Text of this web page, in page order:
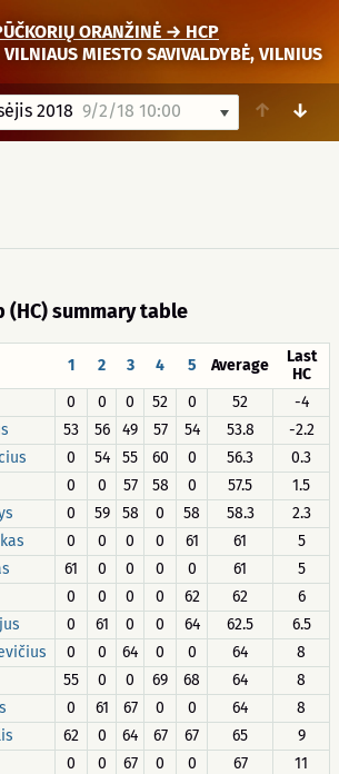
ORANŽINĖ → HCP
MIESTO SAVIVALDYBĖ, VILNIUS
2018 9/2/18 10:00 ↑ ↓
(HC) summary table
1 2 3 4 5 Average
Last
HC
0 0 0 52 0 52
-4
53 56 49 57 54 53.8
-2.2
0 54 55 60 0 56.3
0.3
0 0 57 58 0 57.5
1.5
0 59 58 0 58 58.3
2.3
0 0 0 0 61 61
5
61 0 0 0 0 61
5
0 0 0 0 62 62
6
0 61 0 0 64 62.5
6.5
0 0 64 0 0 64
8
55 0 0 69 68 64
8
0 61 67 0 0 64
8
62 0 64 67 67 65
9
0 0 67 0 0 67
11